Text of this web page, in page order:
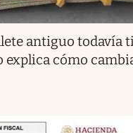
antiguo todavía
explica cómo